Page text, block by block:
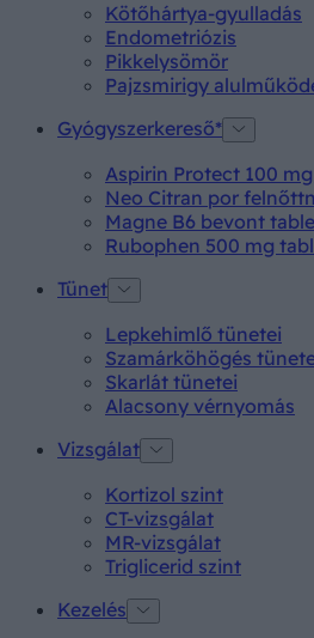
Kötőhártya-gyulladás
Endometriózis
Pikkelysömör
Pajzsmirigy
Gyógyszerkereső*
Aspirin Protect 100
Neo Citran por
Magne B6 bevont
Rubophen 500 mg
Tünet
Lepkehimlő tünetei
Szamárköhögés
Skarlát tünetei
Alacsony vérnyomás
Vizsgálat
Kortizol szint
CT-vizsgálat
MR-vizsgálat
Triglicerid szint
Kezelés